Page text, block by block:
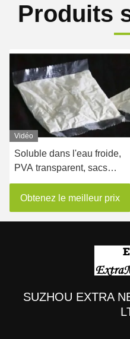
Produits
Vidéo
Soluble dans l'eau froide,
PVA transparent, sacs
d'emballage écologiques
pour stockage à froid
Obtenez le meilleur prix
SUZHOU EXTRA